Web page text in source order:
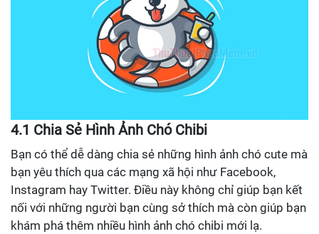
4.1 Chia Sẻ Hình Ảnh Chó Chibi
Bạn có thể dễ dàng chia sẻ những hình ảnh chó cute mà
bạn yêu thích qua các mạng xã hội như Facebook,
Instagram hay Twitter. Điều này không chỉ giúp bạn kết
nối với những người bạn cùng sở thích mà còn giúp bạn
khám phá thêm nhiều hình ảnh chó chibi mới lạ.